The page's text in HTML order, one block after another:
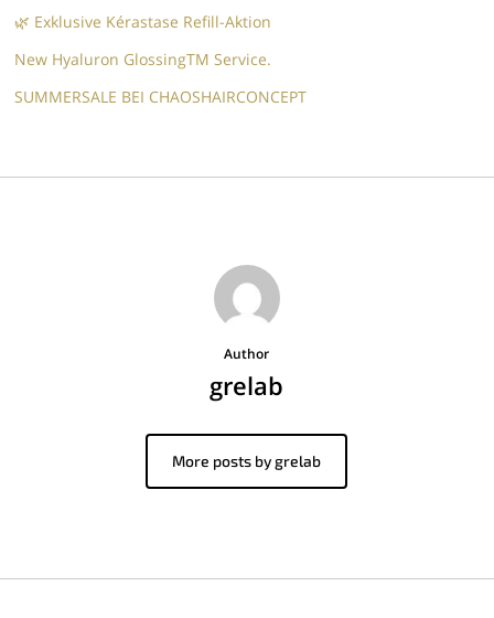
🌿 Exklusive Kérastase Refill-Aktion
New Hyaluron GlossingTM​ Service.​
SUMMERSALE BEI CHAOSHAIRCONCEPT
Author
grelab
More posts by grelab